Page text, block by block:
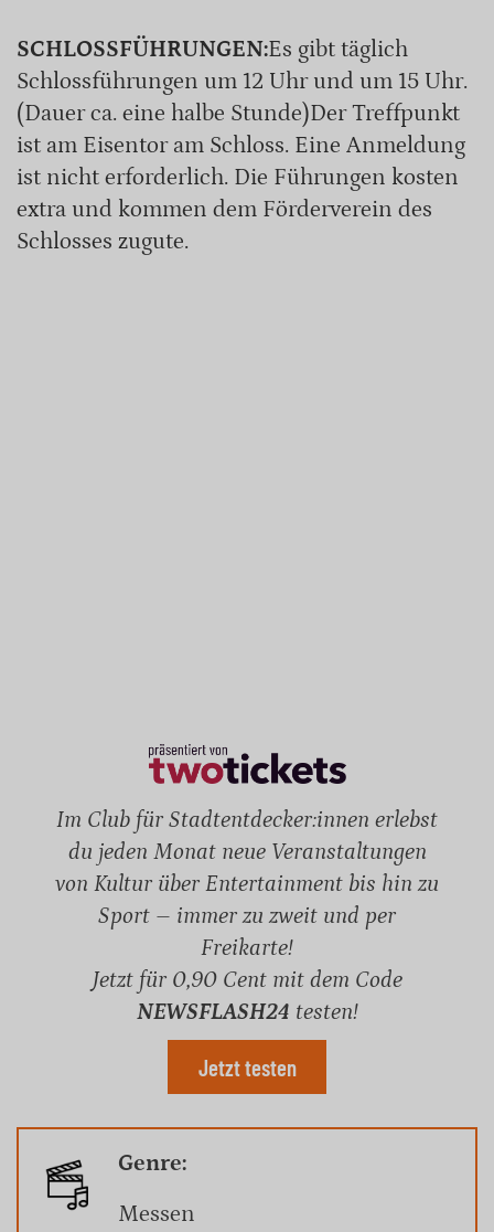
SCHLOSSFÜHRUNGEN:Es gibt täglich
Schlossführungen um 12 Uhr und um 15 Uhr.
(Dauer ca. eine halbe Stunde)Der Treffpunkt
ist am Eisentor am Schloss. Eine Anmeldung
ist nicht erforderlich. Die Führungen kosten
extra und kommen dem Förderverein des
Schlosses zugute.
Im Club für Stadtentdecker:innen erlebst
du jeden Monat neue Veranstaltungen
von Kultur über Entertainment bis hin zu
Sport – immer zu zweit und per
Freikarte!
Jetzt für 0,90 Cent mit dem Code
NEWSFLASH24 testen!
Jetzt testen
Genre:
Messen